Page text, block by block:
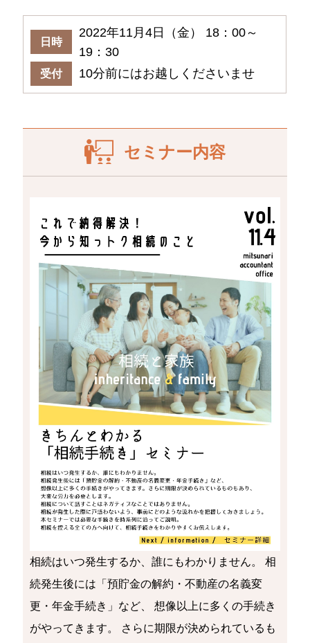
日時
2022年11月4日（金） 18：00～
19：30
受付 10分前にはお越しくださいませ
セミナー内容
相続はいつ発生するか、誰にもわかりません。 相
続発生後には「預貯金の解約・不動産の名義変
更・年金手続き」など、 想像以上に多くの手続き
がやってきます。 さらに期限が決められているも